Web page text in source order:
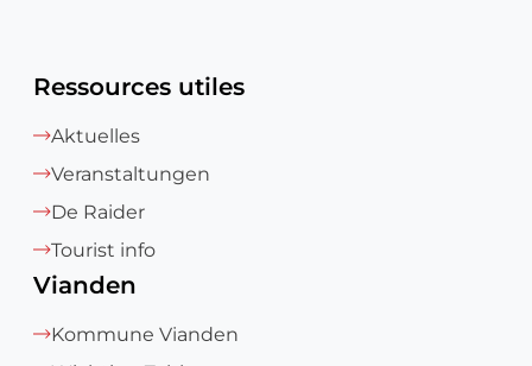
Ressources utiles
Aktuelles
Veranstaltungen
De Raider
Tourist info
Vianden
Kommune Vianden